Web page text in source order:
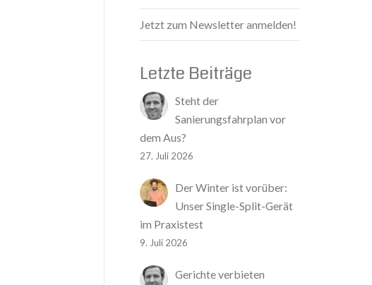
Jetzt zum Newsletter anmelden!
Letzte Beiträge
Steht der
Sanierungsfahrplan vor
dem Aus?
27. Juli 2026
Der Winter ist vorüber:
Unser Single-Split-Gerät
im Praxistest
9. Juli 2026
Gerichte verbieten